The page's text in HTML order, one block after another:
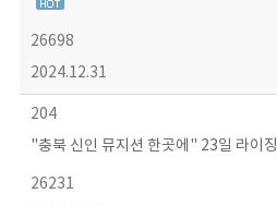
26698
2024.12.31
204
"충북 신인 뮤지션 한곳에" 23일 라이
26231